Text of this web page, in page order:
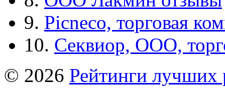
9. Picneco, торговая
10. Секвиор, ООО,
© 2026 Рейтинги лучших